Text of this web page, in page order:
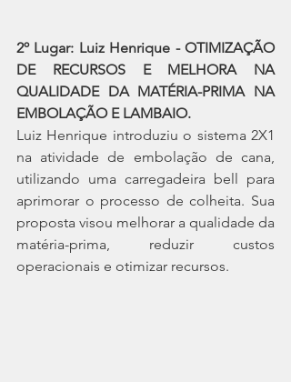
2º Lugar: Luiz Henrique - OTIMIZAÇÃO
DE RECURSOS E MELHORA NA
QUALIDADE DA MATÉRIA-PRIMA NA
EMBOLAÇÃO E LAMBAIO.
Luiz Henrique introduziu o sistema 2X1
na atividade de embolação de cana,
utilizando uma carregadeira bell para
aprimorar o processo de colheita. Sua
proposta visou melhorar a qualidade da
matéria-prima, reduzir custos
operacionais e otimizar recursos.